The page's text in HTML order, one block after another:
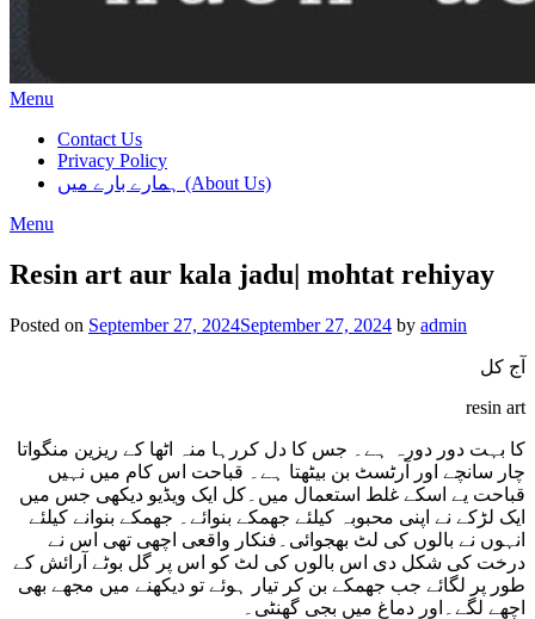
Menu
Contact Us
Privacy Policy
ہمارے بارے میں (About Us)
Menu
Resin art aur kala jadu| mohtat rehiyay
Posted on September 27, 2024September 27, 2024 by admin
آج کل
resin art
کا بہت دور دورہ ہے۔ جس کا دل کررہا منہ اٹھا کے ریزین منگواتا
چار سانچے اور آرٹسٹ بن بیٹھتا ہے۔ قباحت اس کام میں نہیں
قباحت یے اسکے غلط استعمال میں۔کل ایک ویڈیو دیکھی جس میں
ایک لڑکے نے اپنی محبوبہ کیلئے جھمکے بنوائے۔ جھمکے بنوانے کیلئے
انہوں نے بالوں کی لٹ بھجوائی۔فنکار واقعی اچھی تھی اس نے
درخت کی شکل دی اس بالوں کی لٹ کو اس پر گل بوٹے آرائش کے
طور پر لگائے جب جھمکے بن کر تیار ہوئے تو دیکھنے میں مجھے بھی
اچھے لگے۔اور دماغ میں بجی گھنٹی۔